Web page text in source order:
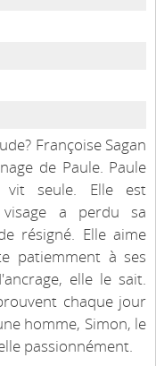
Françoise Sagan
de Paule. Paule
vit seule. Elle est
a perdu sa
résigné. Elle aime
patiemment à ses
elle le sait.
chaque jour
homme, Simon, le
passionnément.